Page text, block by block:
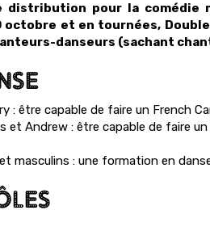
distribution pour la comédie
et en tournées,
danseurs (sachant
: être capable de faire un French
et Andrew : être capable de faire
masculins : une formation en